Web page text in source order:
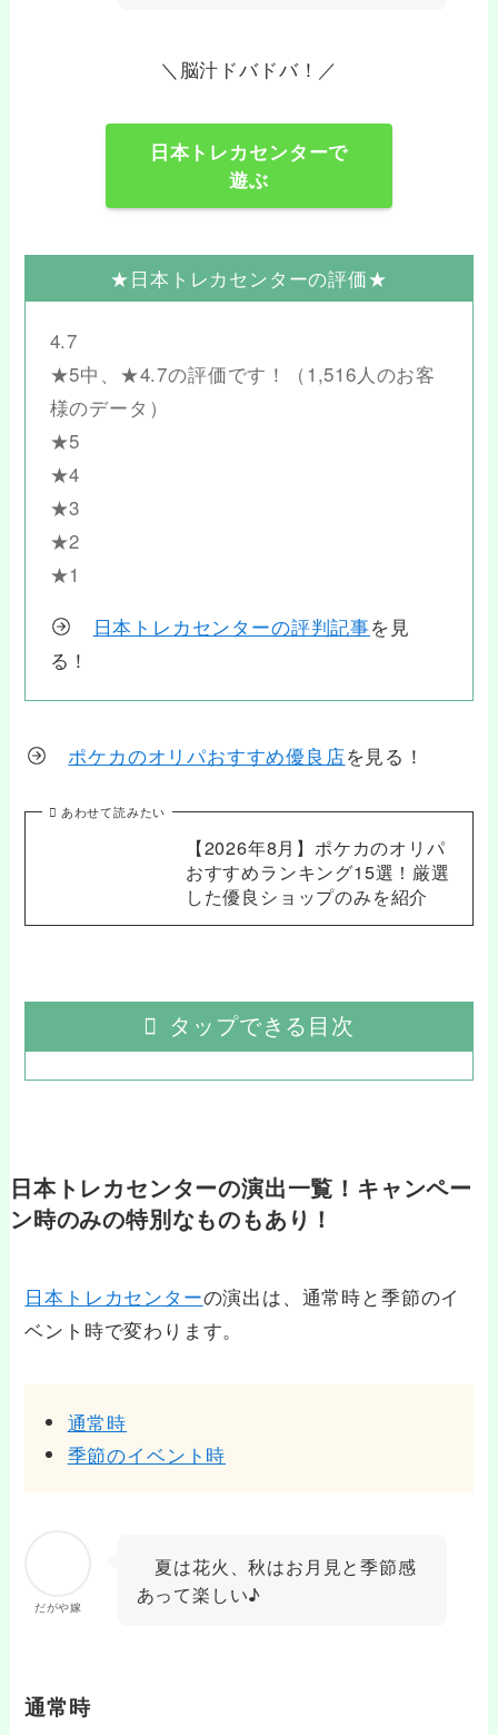
＼脳汁ドバドバ！／
日本トレカセンターで
遊ぶ
★日本トレカセンターの評価★
4.7
★5中、★4.7の評価です！（1,516人のお客
様のデータ）
★5
★4
★3
★2
★1
日本トレカセンターの評判記事を見
る！
ポケカのオリパおすすめ優良店を見る！
あわせて読みたい
【2026年8月】ポケカのオリパ
おすすめランキング15選！厳選
した優良ショップのみを紹介
タップできる目次
日本トレカセンターの演出一覧！キャンペー
ン時のみの特別なものもあり！
日本トレカセンターの演出は、通常時と季節のイ
ベント時で変わります。
通常時
季節のイベント時
だがや嫁
夏は花火、秋はお月見と季節感
あって楽しい♪
通常時